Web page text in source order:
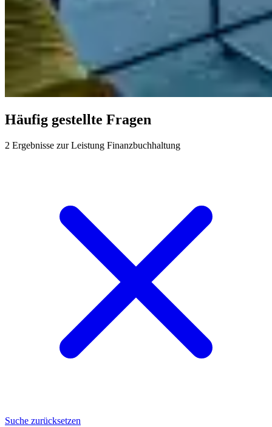
Häufig gestellte Fragen
2 Ergebnisse zur Leistung Finanzbuchhaltung
Suche zurücksetzen